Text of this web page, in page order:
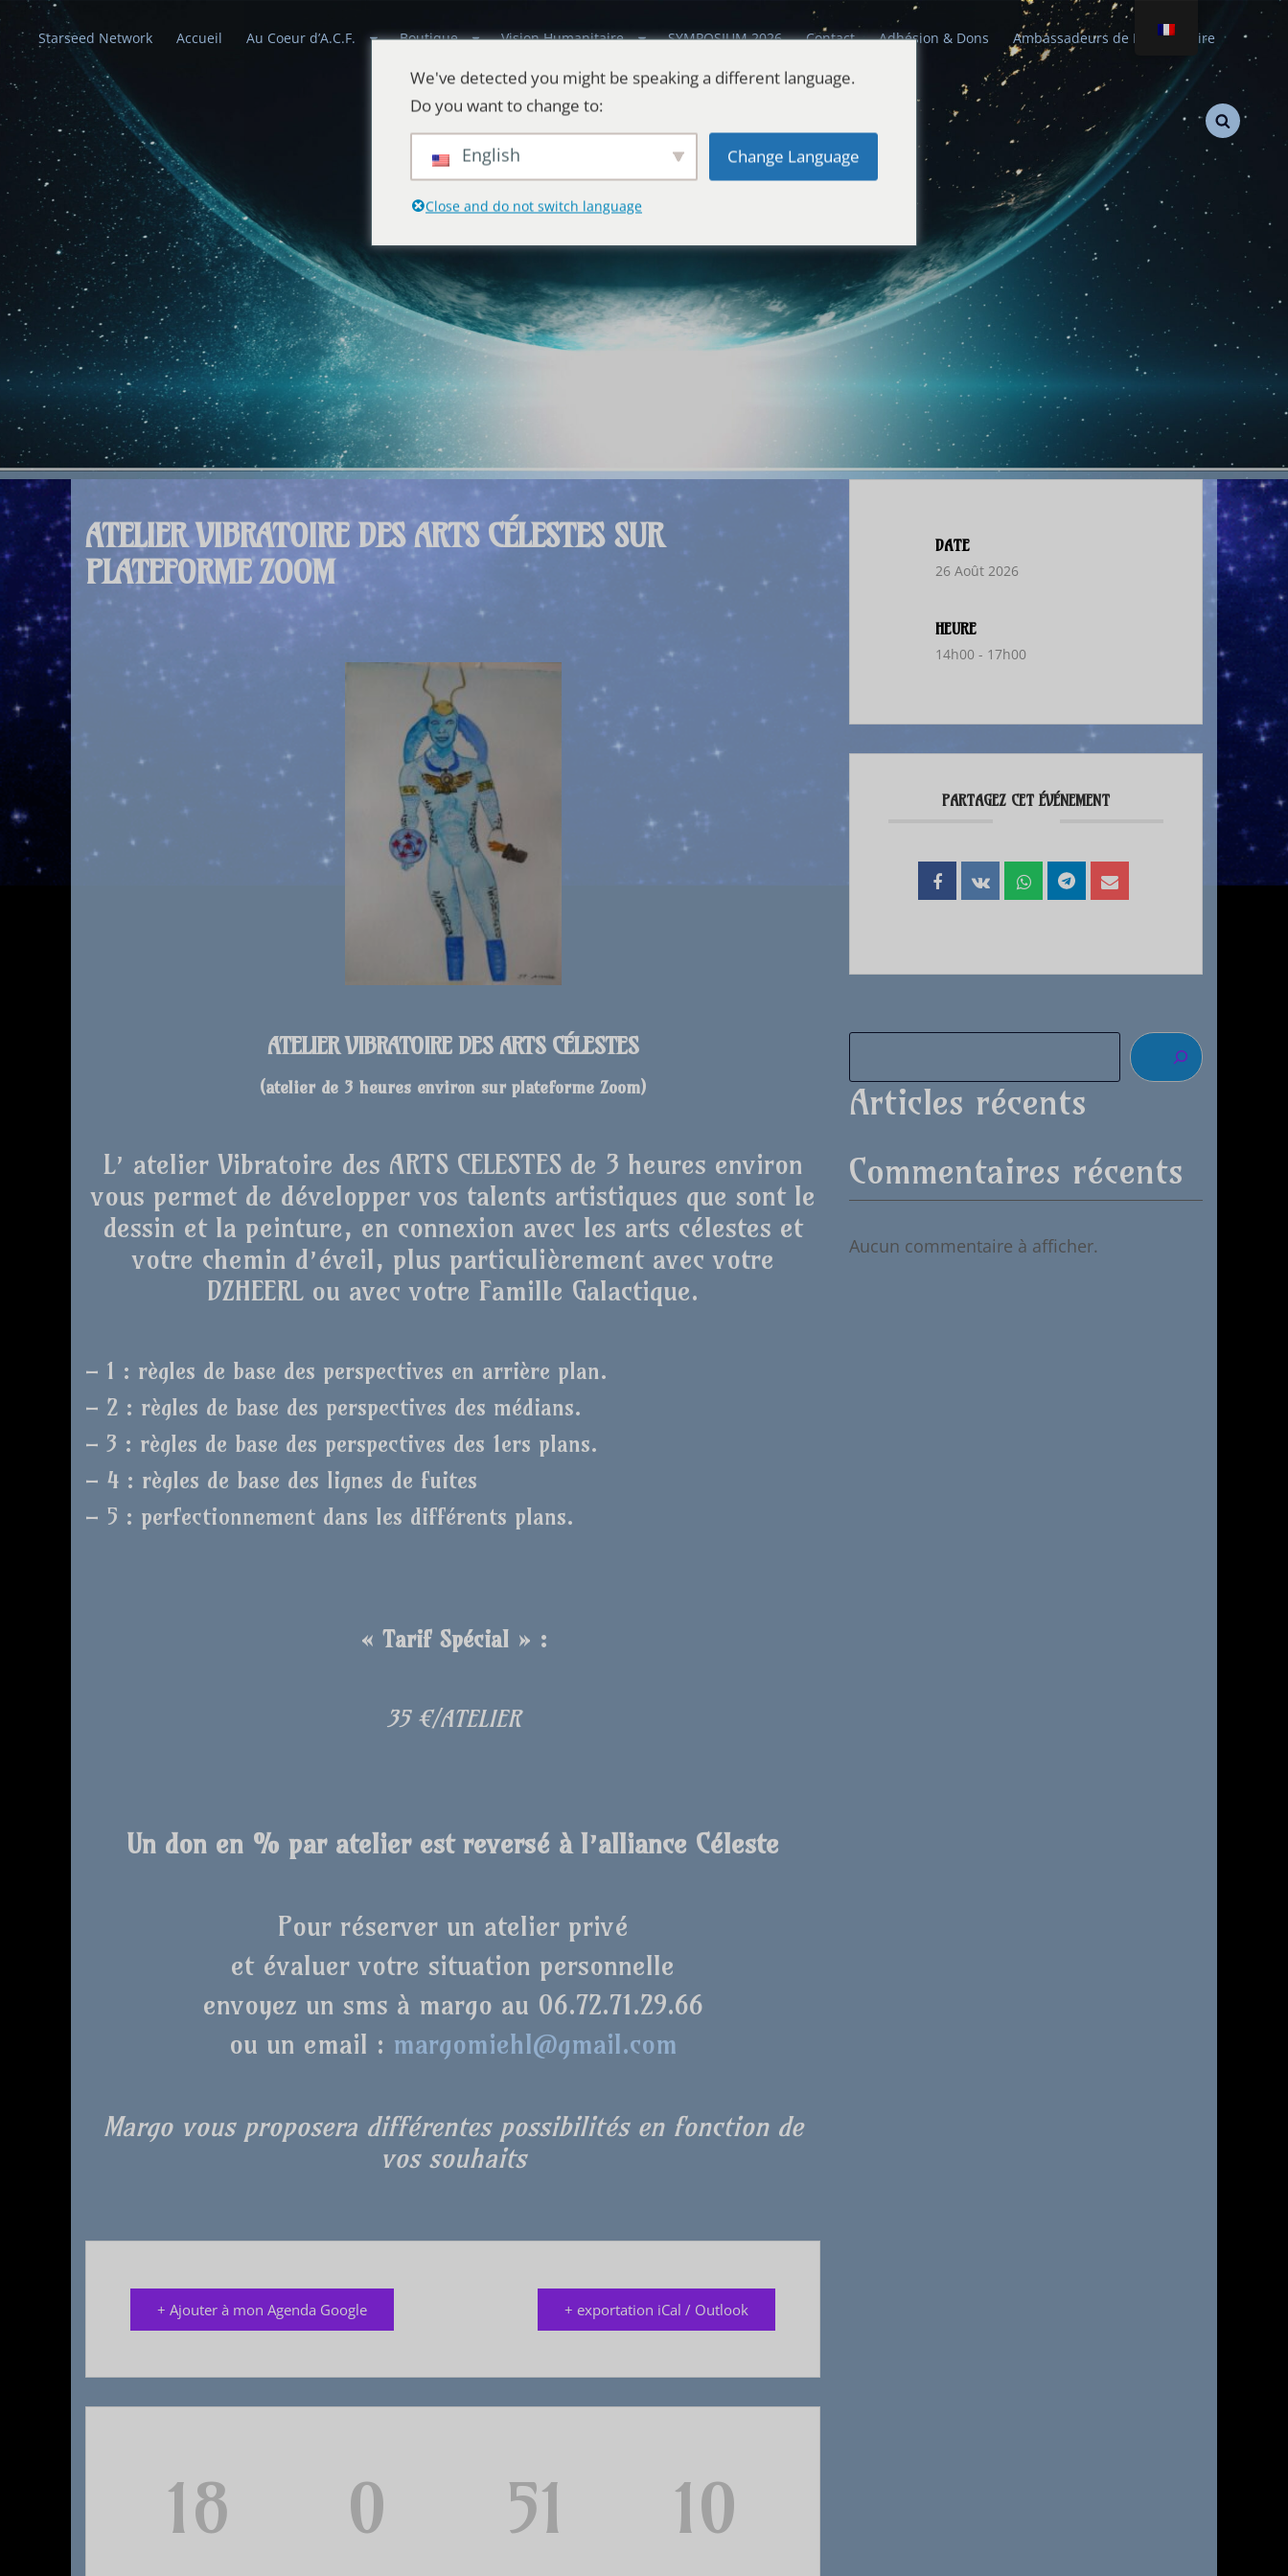
Starseed Network Accueil Au Coeur d’A.C.F. Boutique Vision Humanitaire SYMPOSIUM 2026 Contact Adhésion & Dons Ambassadeurs de Paix Stellaire
Alliances Célestes
Que la paix prévale sur la Terre et dans l'Univers
ATELIER VIBRATOIRE DES ARTS CÉLESTES SUR
PLATEFORME ZOOM
ATELIER VIBRATOIRE DES ARTS CÉLESTES
(atelier de 3 heures environ sur plateforme Zoom)
L’ atelier Vibratoire des ARTS CELESTES de 3 heures environ
vous permet de développer vos talents artistiques que sont le
dessin et la peinture, en connexion avec les arts célestes et
votre chemin d’éveil, plus particulièrement avec votre
DZHEERL ou avec votre Famille Galactique.
– 1 : règles de base des perspectives en arrière plan.
– 2 : règles de base des perspectives des médians.
– 3 : règles de base des perspectives des 1ers plans.
– 4 : règles de base des lignes de fuites
– 5 : perfectionnement dans les différents plans.
« Tarif Spécial » :
35 €/ATELIER
Un don en % par atelier est reversé à l’alliance Céleste
Pour réserver un atelier privé
et évaluer votre situation personnelle
envoyez un sms à margo au 06.72.71.29.66
ou un email : margomiehl@gmail.com
Margo vous proposera différentes possibilités en fonction de
vos souhaits
+ Ajouter à mon Agenda Google + exportation iCal / Outlook
18 0 51 9
DATE
26 Août 2026
HEURE
14h00 - 17h00
PARTAGEZ CET ÉVÉNEMENT
Articles récents
Commentaires récents
Aucun commentaire à afficher.
We've detected you might be speaking a different language.
Do you want to change to:
English Change Language
Close and do not switch language